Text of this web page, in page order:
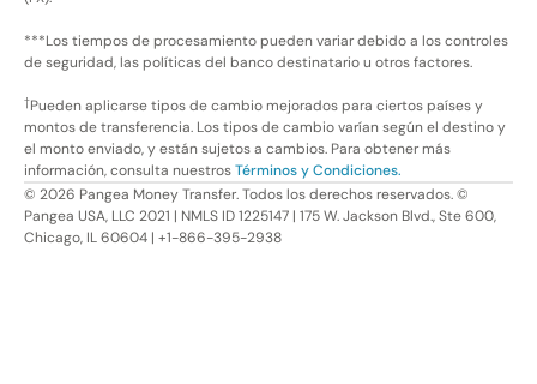
***Los tiempos de procesamiento pueden variar debido a los controles
de seguridad, las políticas del banco destinatario u otros factores.
†Pueden aplicarse tipos de cambio mejorados para ciertos países y
montos de transferencia. Los tipos de cambio varían según el destino y
el monto enviado, y están sujetos a cambios. Para obtener más
información, consulta nuestrosTérminos y Condiciones.
© 2026 Pangea Money Transfer. Todos los derechos reservados. ©
Pangea USA, LLC 2021 | NMLS ID 1225147 | 175 W. Jackson Blvd., Ste 600,
Chicago, IL 60604 | +1-866-395-2938